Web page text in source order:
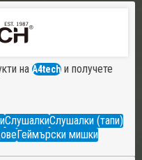
на A4tech и получете
СлушалкиСлушалки (тапи)
Геймърски мишки